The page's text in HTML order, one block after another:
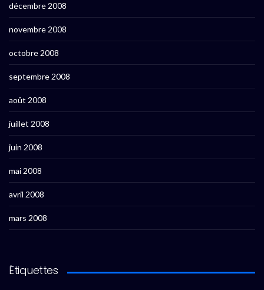
décembre 2008
novembre 2008
octobre 2008
septembre 2008
août 2008
juillet 2008
juin 2008
mai 2008
avril 2008
mars 2008
Étiquettes